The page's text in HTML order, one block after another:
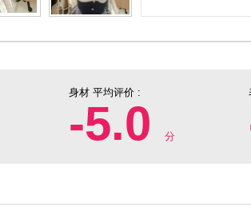
身材 平均评价 :
-5.0 分